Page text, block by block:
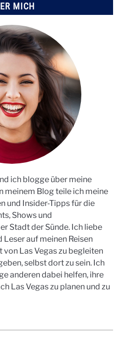
MICH
ich blogge über meine
meinem Blog teile ich meine
und Insider-Tipps für die
Shows und
Stadt der Sünde. Ich liebe
Leser auf meinen Reisen
Las Vegas zu begleiten
selbst dort zu sein. Ich
anderen dabei helfen, ihre
Las Vegas zu planen und zu